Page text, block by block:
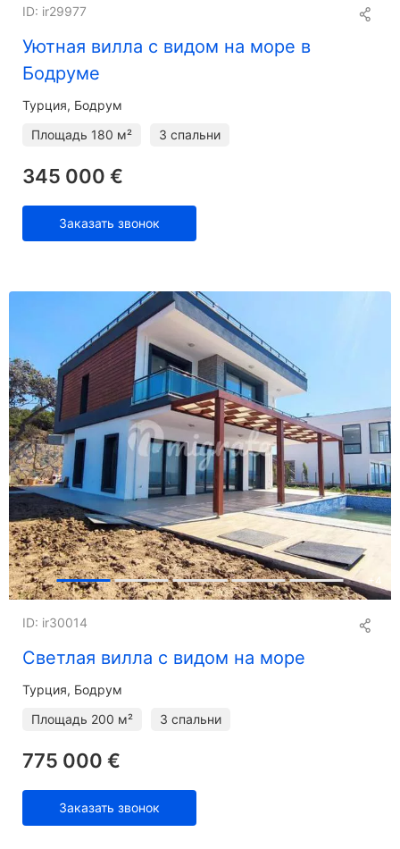
Уютная вилла с видом на море в
Бодруме
ID: ir29977
Турция, Бодрум
Площадь 180 м² 3 спальни
345 000 €
Заказать звонок
+4
Светлая вилла с видом на море
ID: ir30014
Турция, Бодрум
Площадь 200 м² 3 спальни
775 000 €
Заказать звонок